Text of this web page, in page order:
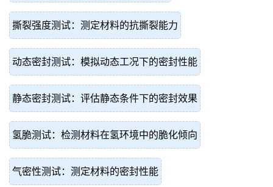
撕裂强度测试：测定材料的抗撕裂能力
动态密封测试：模拟动态工况下的密封性能
静态密封测试：评估静态条件下的密封效果
氢脆测试：检测材料在氢环境中的脆化倾向
气密性测试：测定材料的密封性能